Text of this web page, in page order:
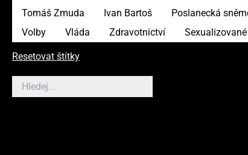
Tomáš Zmuda
Ivan Bartoš Poslanecká
Volby
Vláda Zdravotnictví
Resetovat štítky